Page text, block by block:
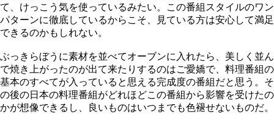
て、けっこう気を使っているみたい。この番組スタイルのワン
パターンに徹底しているからこそ、見ている方は安心して満足
できるのかもしれない。
ぶっきらぼうに素材を並べてオーブンに入れたら、美しく並ん
で焼き上がったのが出て来たりするのはご愛嬌で、料理番組の
基本のすべてが入っていると思える完成度の番組だと思う。そ
の後の日本の料理番組がどれほどこの番組から影響を受けたの
かが想像できるし、良いものはいつまでも色褪せないものだ。